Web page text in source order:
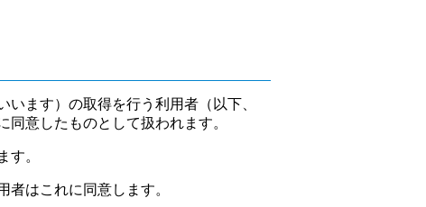
います）の取得を行う利用者（以下、
同意したものとして扱われます。
す。
はこれに同意します。